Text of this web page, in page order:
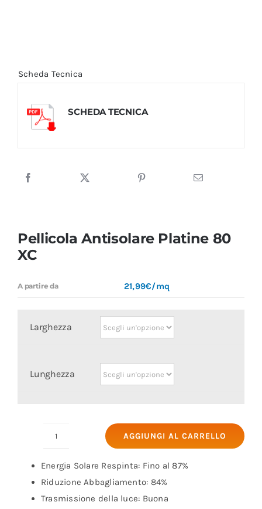
Scheda Tecnica
SCHEDA TECNICA
Pellicola Antisolare Platine 80
XC
A partire da 21,99€/mq
Larghezza
Lunghezza
Antisolare
Platine
AGGIUNGI AL CARRELLO
Energia Solare Respinta: Fino al 87%
Riduzione Abbagliamento: 84%
Trasmissione della luce: Buona